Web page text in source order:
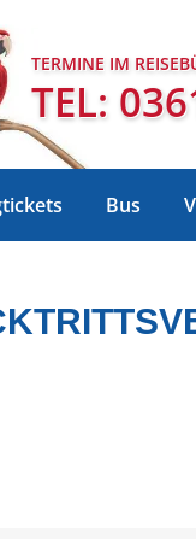
TERMINE IM
TEL:
Bus